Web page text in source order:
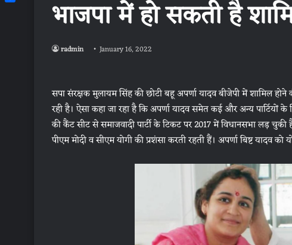
भाजपा में हो सकती है
radmin January 16, 2022
सपा संरक्षक मुलायम सिंह की छोटी बहू अपर्णा यादव बीजेपी में शामिल
रही है। ऐसा कहा जा रहा है कि अपर्णा यादव समेत कई और अन्य पार्टियों
की कैंट सीट से समाजवादी पार्टी के टिकट पर 2017 में विधानसभा लड़
पीएम मोदी व सीएम योगी की प्रशंसा करती रहती हैं। अपर्णा बिष्ट यादव को